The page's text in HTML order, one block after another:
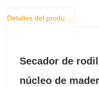
Detalles del producto
Secador de
núcleo de